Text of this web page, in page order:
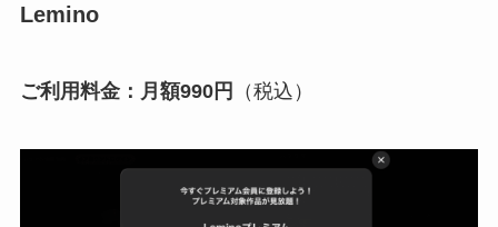
Lemino
ご利⽤料⾦：⽉額990円 （税込）